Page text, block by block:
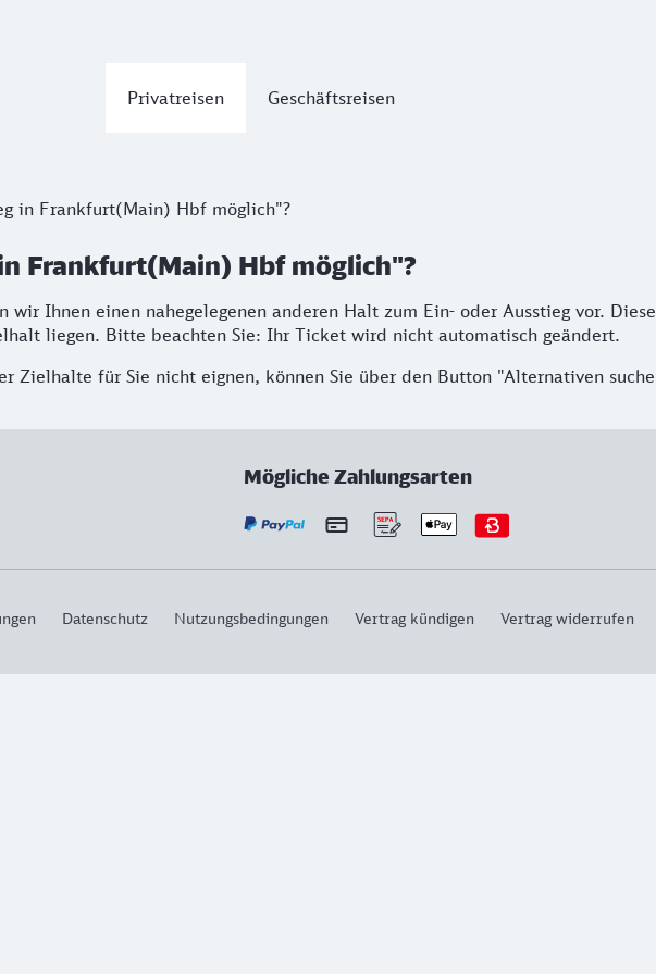
Privatreisen Geschäftsreisen
in Frankfurt(Main) Hbf möglich"?
Frankfurt(Main) Hbf möglich"?
Ihnen einen nahegelegenen anderen Halt zum Ein- oder Ausstieg vor.
liegen. Bitte beachten Sie: Ihr Ticket wird nicht automatisch geändert.
Zielhalte für Sie nicht eignen, können Sie über den Button "Alternativen
Mögliche Zahlungsarten
Datenschutz Nutzungsbedingungen Vertrag kündigen Vertrag widerrufen